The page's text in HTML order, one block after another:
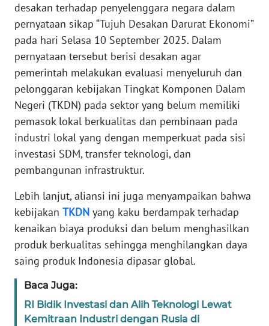
desakan terhadap penyelenggara negara dalam
pernyataan sikap “Tujuh Desakan Darurat Ekonomi”
pada hari Selasa 10 September 2025. Dalam
pernyataan tersebut berisi desakan agar
pemerintah melakukan evaluasi menyeluruh dan
pelonggaran kebijakan Tingkat Komponen Dalam
Negeri (TKDN) pada sektor yang belum memiliki
pemasok lokal berkualitas dan pembinaan pada
industri lokal yang dengan memperkuat pada sisi
investasi SDM, transfer teknologi, dan
pembangunan infrastruktur.
Lebih lanjut, aliansi ini juga menyampaikan bahwa
kebijakan TKDN yang kaku berdampak terhadap
kenaikan biaya produksi dan belum menghasilkan
produk berkualitas sehingga menghilangkan daya
saing produk Indonesia dipasar global.
Baca Juga:
RI Bidik Investasi dan Alih Teknologi Lewat
Kemitraan Industri dengan Rusia di
BERITA
KONTAK
KAMI
INFO
IKLAN
TENTANG
KAMI
PEDOMAN
MEDIA
SIBER
KARIR
DISCLAIMER